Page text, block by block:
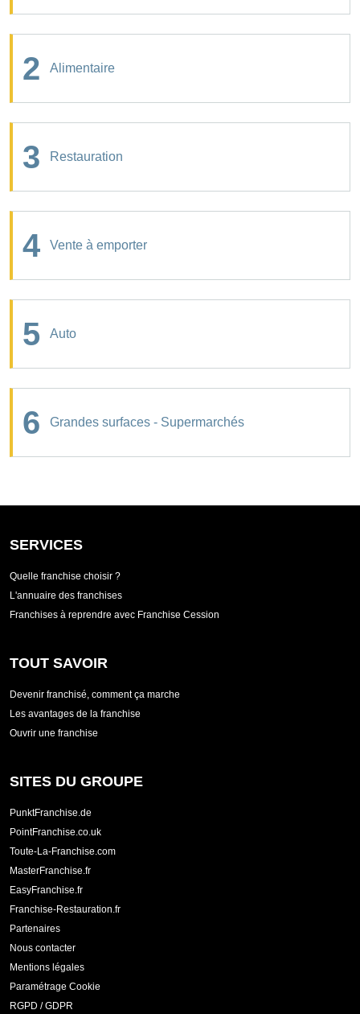
2 Alimentaire
3 Restauration
4 Vente à emporter
5 Auto
6 Grandes surfaces - Supermarchés
SERVICES
Quelle franchise choisir ?
L'annuaire des franchises
Franchises à reprendre avec Franchise Cession
TOUT SAVOIR
Devenir franchisé, comment ça marche
Les avantages de la franchise
Ouvrir une franchise
SITES DU GROUPE
PunktFranchise.de
PointFranchise.co.uk
Toute-La-Franchise.com
MasterFranchise.fr
EasyFranchise.fr
Franchise-Restauration.fr
Partenaires
Nous contacter
Mentions légales
Paramétrage Cookie
RGPD / GDPR